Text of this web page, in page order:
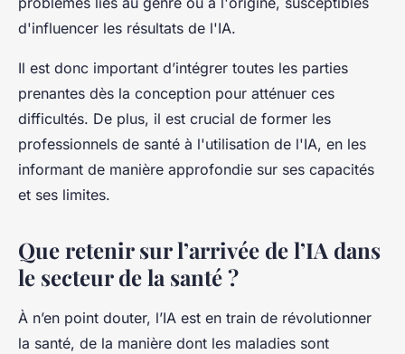
d'influencer les résultats de l'IA.
Il est donc important d’intégrer toutes les parties
prenantes dès la conception pour atténuer ces
difficultés. De plus, il est crucial de former les
professionnels de santé à l'utilisation de l'IA, en les
informant de manière approfondie sur ses capacités
et ses limites.
Que retenir sur l’arrivée de l’IA dans
le secteur de la santé ?
À n’en point douter, l’IA est en train de révolutionner
la santé, de la manière dont les maladies sont